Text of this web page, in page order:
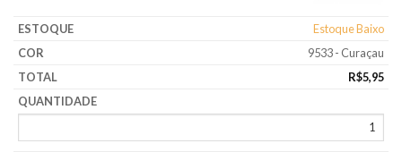
Estoque Baixo
9533 - Curaçau
R$5,95